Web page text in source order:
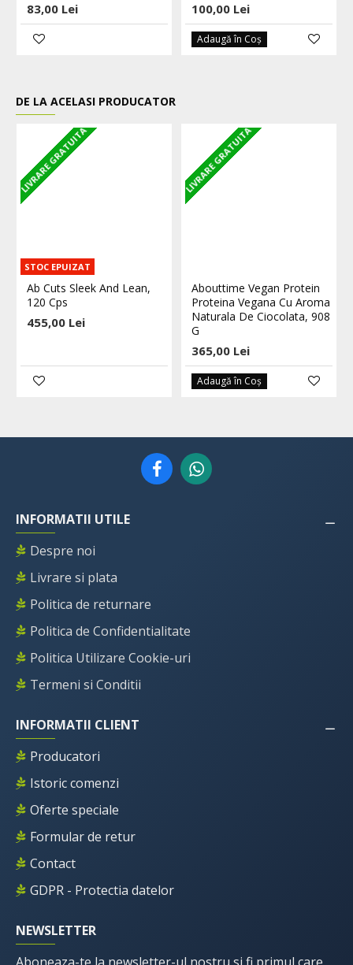
83,00 Lei 100,00 Lei
Adaugă în Coş
DE LA ACELASI PRODUCATOR
LIVRARE GRATUITA
STOC EPUIZAT
Ab Cuts Sleek And Lean,
120 Cps
455,00 Lei
LIVRARE GRATUITA
Abouttime Vegan Protein
Proteina Vegana Cu Aroma
Naturala De Ciocolata, 908
G
365,00 Lei
Adaugă în Coş
INFORMATII UTILE
Despre noi
Livrare si plata
Politica de returnare
Politica de Confidentialitate
Politica Utilizare Cookie-uri
Termeni si Conditii
INFORMATII CLIENT
Producatori
Istoric comenzi
Oferte speciale
Formular de retur
Contact
GDPR - Protectia datelor
NEWSLETTER